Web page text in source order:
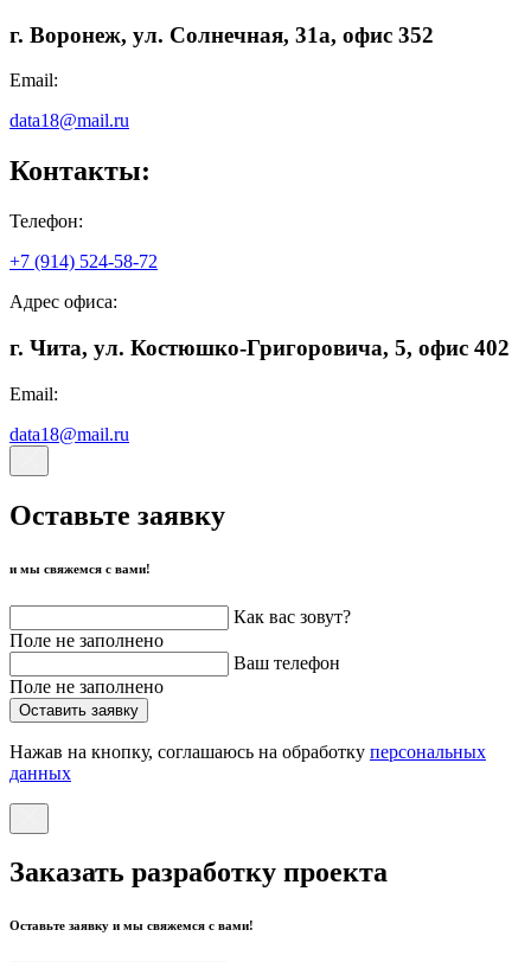
г. Воронеж, ул. Солнечная, 31а, офис 352
Email:
data18@mail.ru
Контакты:
Телефон:
+7 (914) 524-58-72
Адрес офиса:
г. Чита, ул. Костюшко-Григоровича, 5, офис 402
Email:
data18@mail.ru
Оставьте заявку
и мы свяжемся с вами!
Как вас зовут?
Поле не заполнено
Ваш телефон
Поле не заполнено
Оставить заявку
Нажав на кнопку, соглашаюсь на обработку персональных
данных
Заказать разработку проекта
Оставьте заявку и мы свяжемся с вами!